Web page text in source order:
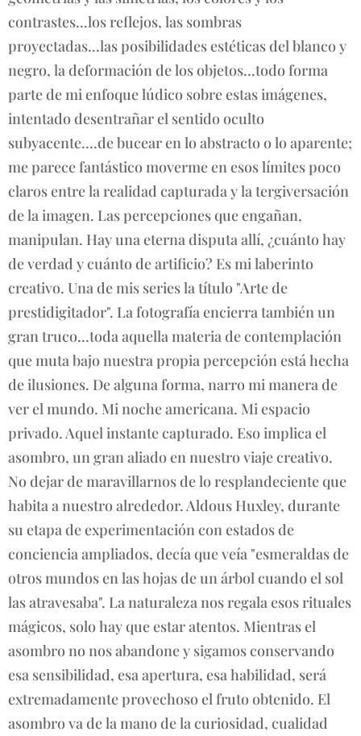
contrastes...los reflejos, las sombras
proyectadas...las posibilidades estéticas del blanco y
negro, la deformación de los objetos...todo forma
parte de mi enfoque lúdico sobre estas imágenes,
intentado desentrañar el sentido oculto
subyacente....de bucear en lo abstracto o lo aparente;
me parece fantástico moverme en esos límites poco
claros entre la realidad capturada y la tergiversación
de la imagen. Las percepciones que engañan,
manipulan. Hay una eterna disputa allí, ¿cuánto hay
de verdad y cuánto de artificio? Es mi laberinto
creativo. Una de mis series la título "Arte de
prestidigitador". La fotografía encierra también un
gran truco...toda aquella materia de contemplación
que muta bajo nuestra propia percepción está hecha
de ilusiones. De alguna forma, narro mi manera de
ver el mundo. Mi noche americana. Mi espacio
privado. Aquel instante capturado. Eso implica el
asombro, un gran aliado en nuestro viaje creativo.
No dejar de maravillarnos de lo resplandeciente que
habita a nuestro alrededor. Aldous Huxley, durante
su etapa de experimentación con estados de
conciencia ampliados, decía que veía "esmeraldas de
otros mundos en las hojas de un árbol cuando el sol
las atravesaba". La naturaleza nos regala esos rituales
mágicos, solo hay que estar atentos. Mientras el
asombro no nos abandone y sigamos conservando
esa sensibilidad, esa apertura, esa habilidad, será
extremadamente provechoso el fruto obtenido. El
asombro va de la mano de la curiosidad, cualidad